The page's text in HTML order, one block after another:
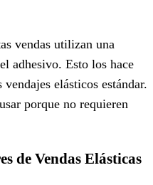
vendas utilizan una
adhesivo. Esto los hace
elásticos estándar.
porque no requieren
de Vendas Elásticas